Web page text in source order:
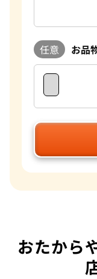
したら是非一度おた
任意 お品
おたから